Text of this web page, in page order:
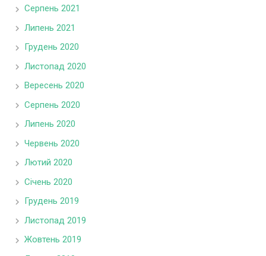
Серпень 2021
Липень 2021
Грудень 2020
Листопад 2020
Вересень 2020
Серпень 2020
Липень 2020
Червень 2020
Лютий 2020
Січень 2020
Грудень 2019
Листопад 2019
Жовтень 2019